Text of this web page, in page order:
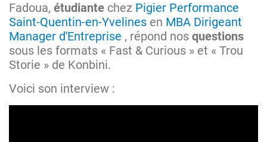
Fadoua, étudiante chez Pigier Performance
Saint-Quentin-en-Yvelines en MBA Dirigeant
Manager d'Entreprise , répond nos questions
sous les formats « Fast & Curious » et « Trou
Storie » de Konbini.
Voici son interview :